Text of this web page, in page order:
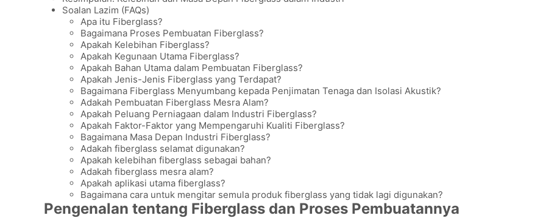
Soalan Lazim (FAQs)
Apa itu Fiberglass?
Bagaimana Proses Pembuatan Fiberglass?
Apakah Kelebihan Fiberglass?
Apakah Kegunaan Utama Fiberglass?
Apakah Bahan Utama dalam Pembuatan Fiberglass?
Apakah Jenis-Jenis Fiberglass yang Terdapat?
Bagaimana Fiberglass Menyumbang kepada Penjimatan Tenaga dan Isolasi Akustik?
Adakah Pembuatan Fiberglass Mesra Alam?
Apakah Peluang Perniagaan dalam Industri Fiberglass?
Apakah Faktor-Faktor yang Mempengaruhi Kualiti Fiberglass?
Bagaimana Masa Depan Industri Fiberglass?
Adakah fiberglass selamat digunakan?
Apakah kelebihan fiberglass sebagai bahan?
Adakah fiberglass mesra alam?
Apakah aplikasi utama fiberglass?
Bagaimana cara untuk mengitar semula produk fiberglass yang tidak lagi digunakan?
Pengenalan tentang Fiberglass dan Proses Pembuatannya